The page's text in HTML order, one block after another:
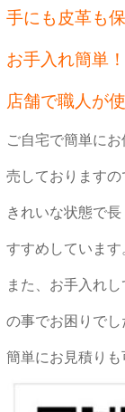
手にも皮革も保
お手入れ簡単！
店舗で職人が使
ご自宅で簡単に
売しておりますの
きれいな状態で
すすめしています
また、お手入れ
の事でお困りでし
簡単にお見積りも